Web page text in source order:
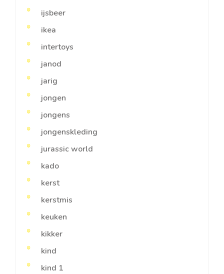
ijsbeer
ikea
intertoys
janod
jarig
jongen
jongens
jongenskleding
jurassic world
kado
kerst
kerstmis
keuken
kikker
kind
kind 1